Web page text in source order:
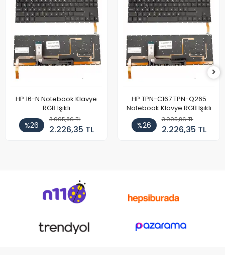
HP 16-N Notebook Klavye
RGB Işıklı
%26
3.005,86 TL
2.226,35 TL
HP TPN-C167 TPN-Q265
Notebook Klavye RGB Işıklı
%26
3.005,86 TL
2.226,35 TL